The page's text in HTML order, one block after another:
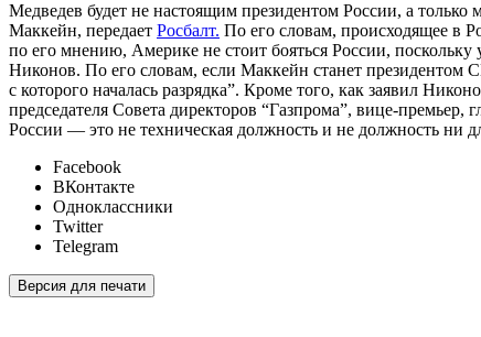
Медведев будет не настоящим президентом России, а
Маккейн, передает Росбалт. По его словам, происходящее в
по его мнению, Америке не стоит бояться России,
Никонов. По его словам, если Маккейн станет
с которого началась разрядка”. Кроме того, как заявил
председателя Совета директоров “Газпрома”, вице-
России — это не техническая должность и не должность ни
Facebook
ВКонтакте
Одноклассники
Twitter
Telegram
Версия для печати